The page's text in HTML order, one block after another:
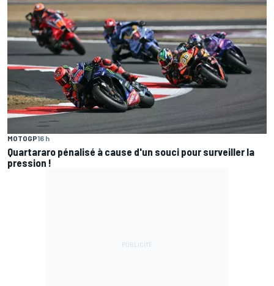
MOTOGP16 h
Quartararo pénalisé à cause d'un souci pour surveiller la
pression !